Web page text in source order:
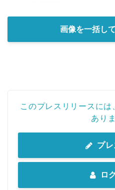
画像を一括し
このプレスリリースに
あり
プ
ロ